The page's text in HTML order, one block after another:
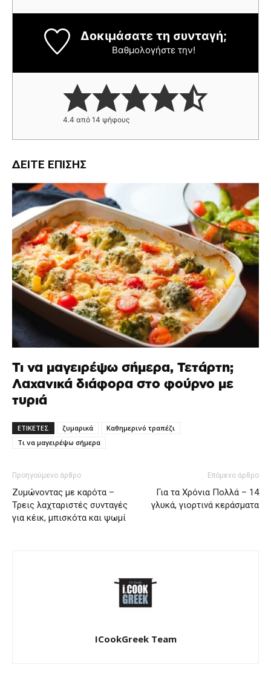
Δοκιμάσατε τη συνταγή;
Βαθμολογήστε την!
4.4 από 14 ψήφους
ΔΕΊΤΕ ΕΠΊΣΗΣ
Τι να μαγειρέψω σήμερα, Τετάρτη;
Λαχανικά διάφορα στο φούρνο με
τυριά
ΕΤΙΚΕΤΕΣ ζυμαρικά
Καθημερινό τραπέζι
Τι να μαγειρέψω σήμερα
Προηγούμενο άρθρο
Ζυμώνοντας με καρότα –
Τρεις λαχταριστές συνταγές
για κέικ, μπισκότα και ψωμί
Επόμενο άρθρο
Για τα Χρόνια Πολλά – 14
γλυκά, γιορτινά κεράσματα
ICookGreek Team